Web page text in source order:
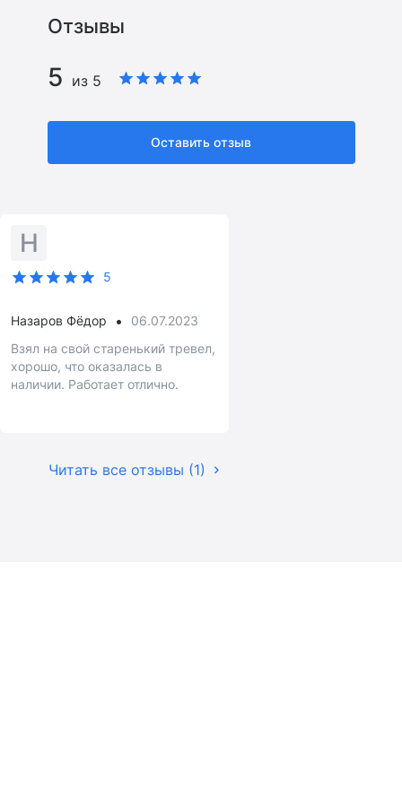
Отзывы
5 из 5
Оставить отзыв
Н
5
Назаров Фёдор •
06.07.2023
Взял на свой старенький тревел,
хорошо, что оказалась в
наличии. Работает отлично.
Читать все отзывы (1)